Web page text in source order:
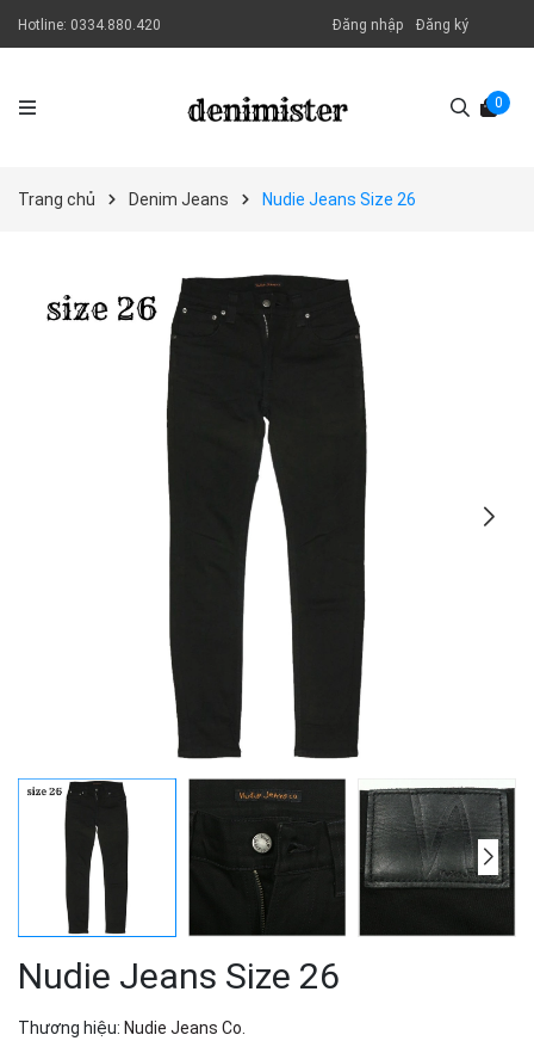
Hotline: 0334.880.420 Đăng nhập Đăng ký
0
Trang chủ Denim Jeans Nudie Jeans Size 26
Nudie Jeans Size 26
Thương hiệu: Nudie Jeans Co.